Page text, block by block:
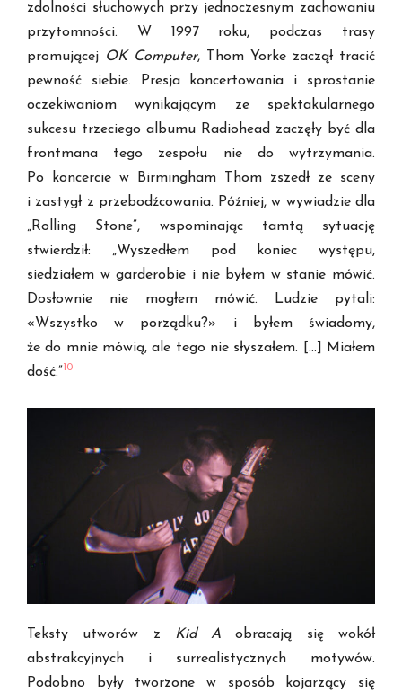
zdolności słuchowych przy jednoczesnym zachowaniu
przytomności. W 1997 roku, podczas trasy
promującej OK Computer, Thom Yorke zaczął tracić
pewność siebie. Presja koncertowania i sprostanie
oczekiwaniom wynikającym ze spektakularnego
sukcesu trzeciego albumu Radiohead zaczęły być dla
frontmana tego zespołu nie do wytrzymania.
Po koncercie w Birmingham Thom zszedł ze sceny
i zastygł z przebodźcowania. Później, w wywiadzie dla
„Rolling Stone”, wspominając tamtą sytuację
stwierdził: „Wyszedłem pod koniec występu,
siedziałem w garderobie i nie byłem w stanie mówić.
Dosłownie nie mogłem mówić. Ludzie pytali:
«Wszystko w porządku?» i byłem świadomy,
że do mnie mówią, ale tego nie słyszałem. […] Miałem
dość.”10
Teksty utworów z Kid A obracają się wokół
abstrakcyjnych i surrealistycznych motywów.
Podobno były tworzone w sposób kojarzący się